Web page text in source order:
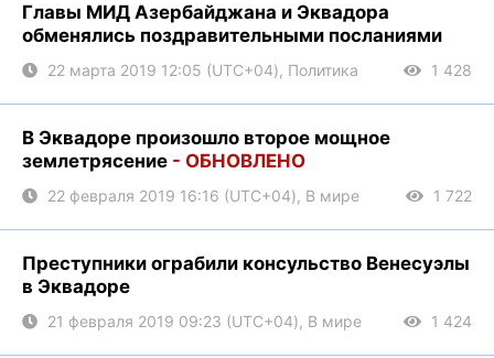
Главы МИД Азербайджана и Эквадора
обменялись поздравительными посланиями
22 марта 2019 12:05 (UTC+04), Политика 1 428
В Эквадоре произошло второе мощное
землетрясение - ОБНОВЛЕНО
22 февраля 2019 16:16 (UTC+04), В мире 1 722
Преступники ограбили консульство Венесуэлы
в Эквадоре
21 февраля 2019 09:23 (UTC+04), В мире 1 424